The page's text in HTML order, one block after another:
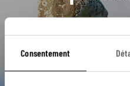
Consentement
Altiplano Arica
Cerro Concepcion